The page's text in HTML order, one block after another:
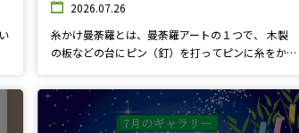
2026.07.26
糸かけ曼荼羅とは、曼荼羅アートの１つで、 木製
の板などの台にピン（釘）を打ってピンに糸をかけ
曼荼羅模様が出来上がります。 ピンに糸をかける
から糸かけ曼荼羅です。 板の種類、板の大きさ、
板の色、糸の種類、糸の太さ、糸の色、ピンの種